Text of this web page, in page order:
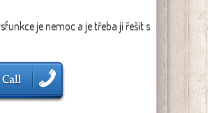
je nemoc a je třeba ji řešit s